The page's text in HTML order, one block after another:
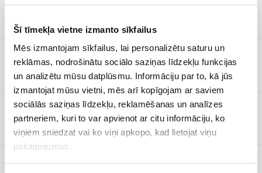
Šī tīmekļa vietne izmanto sīkfailus
Mēs izmantojam sīkfailus, lai personalizētu saturu un
reklāmas, nodrošinātu sociālo saziņas līdzekļu funkcijas
un analizētu mūsu datplūsmu. Informāciju par to, kā jūs
izmantojat mūsu vietni, mēs arī kopīgojam ar saviem
sociālās saziņas līdzekļu, reklamēšanas un analīzes
partneriem, kuri to var apvienot ar citu informāciju, ko
viņiem sniedzat vai ko viņi apkopo, kad lietojat viņu
pakalpojumus.
Kad redzami pirmie rezultāti?
Cik ilgi saglabājas efekts?